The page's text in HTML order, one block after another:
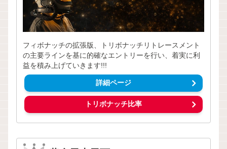
フィボナッチの拡張版、トリボナッチリトレースメント
の主要ラインを基に的確なエントリーを行い、着実に利
益を積み上げていきます!!!
詳細ページ
トリボナッチ比率